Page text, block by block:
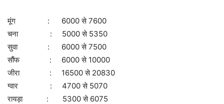
मूंग : 6000 से 7600
चना : 5000 से 5350
सुवा : 6000 से 7500
सौंफ : 6000 से 10000
जीरा : 16500 से 20830
ग्वार : 4700 से 5070
रायड़ा : 5300 से 6075